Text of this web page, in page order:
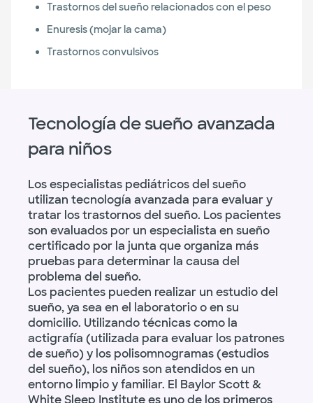
Trastornos del sueño relacionados con el peso
Enuresis (mojar la cama)
Trastornos convulsivos
Tecnología de sueño avanzada
para niños
Los especialistas pediátricos del sueño
utilizan tecnología avanzada para evaluar y
tratar los trastornos del sueño. Los pacientes
son evaluados por un especialista en sueño
certificado por la junta que organiza más
pruebas para determinar la causa del
problema del sueño.
Los pacientes pueden realizar un estudio del
sueño, ya sea en el laboratorio o en su
domicilio. Utilizando técnicas como la
actigrafía (utilizada para evaluar los patrones
de sueño) y los polisomnogramas (estudios
del sueño), los niños son atendidos en un
entorno limpio y familiar. El Baylor Scott &
White Sleep Institute es uno de los primeros